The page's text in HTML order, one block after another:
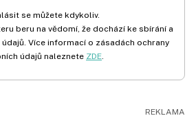
se můžete kdykoliv.
beru na vědomí, že dochází ke sbírání a
Více informací o zásadách ochrany
údajů naleznete ZDE.